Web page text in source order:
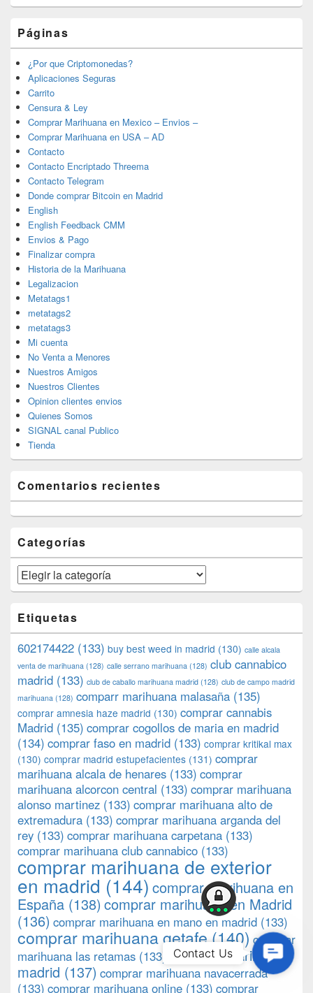
Páginas
¿Por que Criptomonedas?
Aplicaciones Seguras
Carrito
Censura & Ley
Comprar Marihuana en Mexico – Envios –
Comprar Marihuana en USA – AD
Contacto
Contacto Encriptado Threema
Contacto Telegram
Donde comprar Bitcoin en Madrid
English
English Feedback CMM
Envios & Pago
Finalizar compra
Historia de la Marihuana
Legalizacion
Metatags1
metatags2
metatags3
Mi cuenta
No Venta a Menores
Nuestros Amigos
Nuestros Clientes
Opinion clientes envios
Quienes Somos
SIGNAL canal Publico
Tienda
Comentarios recientes
Categorías
Categorías
Etiquetas
602174422 (133) buy best weed in madrid (130) calle alcala
venta de marihuana (128) calle serrano marihuana (128) club cannabico
madrid (133) club de caballo marihuana madrid (128) club de campo madrid
marihuana (128) comparr marihuana malasaña (135)
comprar amnesia haze madrid (130) comprar cannabis
Madrid (135) comprar cogollos de maria en madrid
(134) comprar faso en madrid (133) comprar kritikal max
(130) comprar madrid estupefacientes (131) comprar
marihuana alcala de henares (133) comprar
marihuana alcorcon central (133) comprar marihuana
alonso martinez (133) comprar marihuana alto de
extremadura (133) comprar marihuana arganda del
rey (133) comprar marihuana carpetana (133)
comprar marihuana club cannabico (133)
comprar marihuana de exterior
en madrid (144) comprar marihuana en
España (138) comprar marihuana en Madrid
(136) comprar marihuana en mano en madrid (133)
comprar marihuana getafe (140) comprar
marihuana las retamas (133)
comprar marihuana
madrid (137) comprar marihuana navacerrada
(133) comprar marihuana online (133) comprar
Us
Contact Us